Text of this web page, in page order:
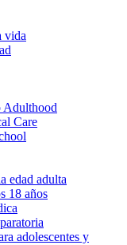
vida
Adulthood
Care
edad adulta
18 años
adolescentes y